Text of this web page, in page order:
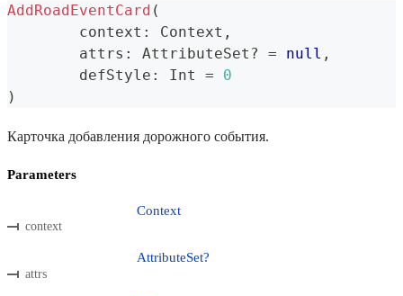
AddRoadEventCard (
	context
: Context ,
	attrs
: AttributeSet ? = null ,
	defStyle
: Int =
0
)
Карточка добавления дорожного события.
Parameters
context
Context
attrs
AttributeSet?